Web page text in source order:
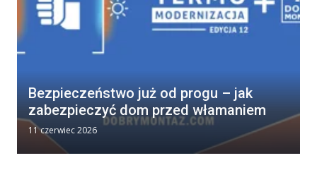
Bezpieczeństwo już od progu – jak
zabezpieczyć dom przed włamaniem
11 czerwiec 2026